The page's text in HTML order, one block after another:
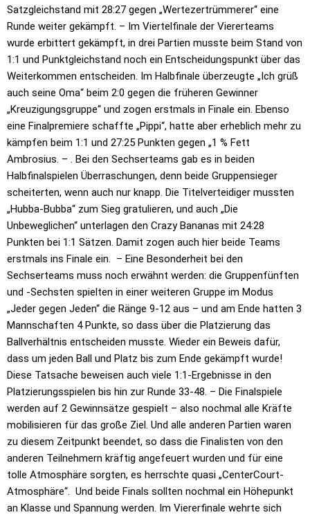
Satzgleichstand mit 28:27 gegen „Wertezertrümmerer“ eine
Runde weiter gekämpft. – Im Viertelfinale der Viererteams
wurde erbittert gekämpft, in drei Partien musste beim Stand von
1:1 und Punktgleichstand noch ein Entscheidungspunkt über das
Weiterkommen entscheiden. Im Halbfinale überzeugte „Ich grüß
auch seine Oma“ beim 2:0 gegen die früheren Gewinner
„Kreuzigungsgruppe“ und zogen erstmals in Finale ein. Ebenso
eine Finalpremiere schaffte „Pippi“, hatte aber erheblich mehr zu
kämpfen beim 1:1 und 27:25 Punkten gegen „1 % Fett
Ambrosius. – . Bei den Sechserteams gab es in beiden
Halbfinalspielen Überraschungen, denn beide Gruppensieger
scheiterten, wenn auch nur knapp. Die Titelverteidiger mussten
„Hubba-Bubba“ zum Sieg gratulieren, und auch „Die
Unbeweglichen“ unterlagen den Crazy Bananas mit 24:28
Punkten bei 1:1 Sätzen. Damit zogen auch hier beide Teams
erstmals ins Finale ein. – Eine Besonderheit bei den
Sechserteams muss noch erwähnt werden: die Gruppenfünften
und -Sechsten spielten in einer weiteren Gruppe im Modus
„Jeder gegen Jeden“ die Ränge 9-12 aus – und am Ende hatten 3
Mannschaften 4 Punkte, so dass über die Platzierung das
Ballverhältnis entscheiden musste. Wieder ein Beweis dafür,
dass um jeden Ball und Platz bis zum Ende gekämpft wurde!
Diese Tatsache beweisen auch viele 1:1-Ergebnisse in den
Platzierungsspielen bis hin zur Runde 33-48. – Die Finalspiele
werden auf 2 Gewinnsätze gespielt – also nochmal alle Kräfte
mobilisieren für das große Ziel. Und alle anderen Partien waren
zu diesem Zeitpunkt beendet, so dass die Finalisten von den
anderen Teilnehmern kräftig angefeuert wurden und für eine
tolle Atmosphäre sorgten, es herrschte quasi „CenterCourt-
Atmosphäre“. Und beide Finals sollten nochmal ein Höhepunkt
an Klasse und Spannung werden. Im Viererfinale wehrte sich